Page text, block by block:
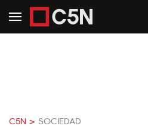
C5N > SOCIEDAD